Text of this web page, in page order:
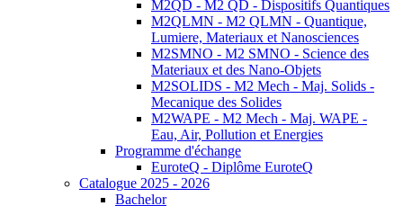
M2QD - M2 QD - Dispositifs Quantiques
M2QLMN - M2 QLMN - Quantique,
Lumiere, Materiaux et Nanosciences
M2SMNO - M2 SMNO - Science des
Materiaux et des Nano-Objets
M2SOLIDS - M2 Mech - Maj. Solids -
Mecanique des Solides
M2WAPE - M2 Mech - Maj. WAPE -
Eau, Air, Pollution et Energies
Programme d'échange
EuroteQ - Diplôme EuroteQ
Catalogue 2025 - 2026
Bachelor